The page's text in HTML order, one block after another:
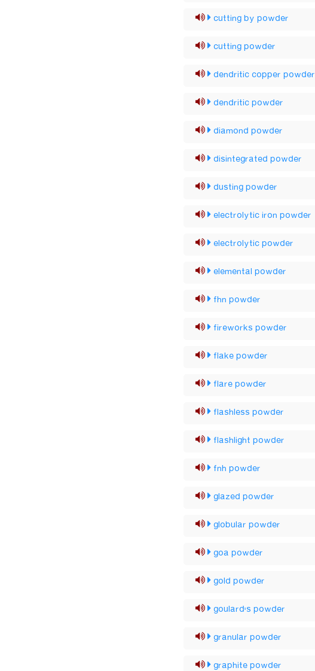
cutting by powder
cutting powder
dendritic copper powder
dendritic powder
diamond powder
disintegrated powder
dusting powder
electrolytic iron powder
electrolytic powder
elemental powder
fhn powder
fireworks powder
flake powder
flare powder
flashless powder
flashlight powder
fnh powder
glazed powder
globular powder
goa powder
gold powder
goulard's powder
granular powder
graphite powder